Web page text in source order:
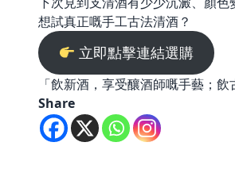
想試真正嘅手工古法清酒？
立即點擊連結選購
「飲新酒，享受釀酒師嘅手藝；飲
Share